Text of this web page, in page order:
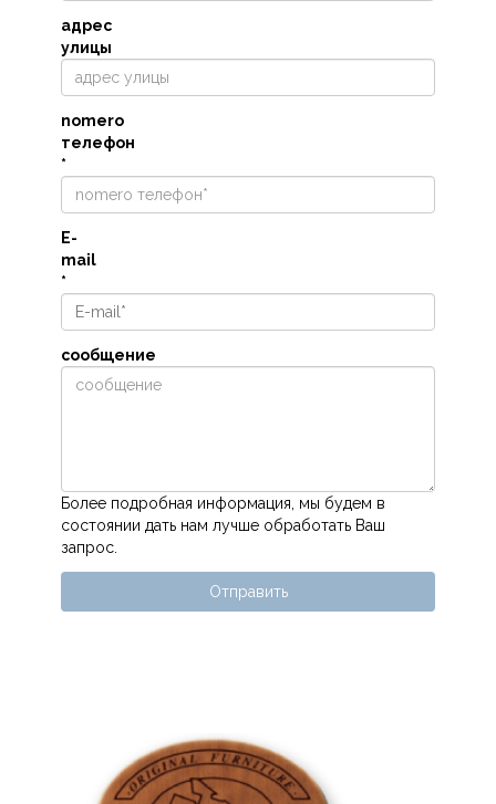
адрес
улицы
nomero
телефон
*
E-
mail
*
сообщение
Более подробная информация, мы будем в
состоянии дать нам лучше обработать Ваш
запрос.
Отправить